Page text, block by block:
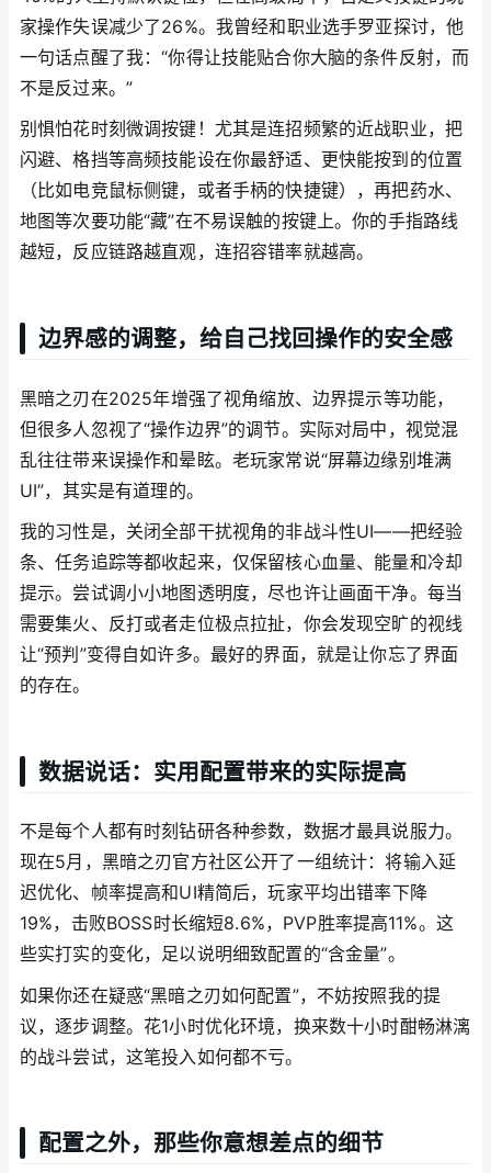
家操作失误减少了26%。我曾经和职业选手罗亚探讨，他
一句话点醒了我：“你得让技能贴合你大脑的条件反射，而
不是反过来。”
别惧怕花时刻微调按键！尤其是连招频繁的近战职业，把
闪避、格挡等高频技能设在你最舒适、更快能按到的位置
（比如电竞鼠标侧键，或者手柄的快捷键），再把药水、
地图等次要功能“藏”在不易误触的按键上。你的手指路线
越短，反应链路越直观，连招容错率就越高。
边界感的调整，给自己找回操作的安全感
黑暗之刃在2025年增强了视角缩放、边界提示等功能，
但很多人忽视了“操作边界”的调节。实际对局中，视觉混
乱往往带来误操作和晕眩。老玩家常说“屏幕边缘别堆满
UI”，其实是有道理的。
我的习性是，关闭全部干扰视角的非战斗性UI——把经验
条、任务追踪等都收起来，仅保留核心血量、能量和冷却
提示。尝试调小小地图透明度，尽也许让画面干净。每当
需要集火、反打或者走位极点拉扯，你会发现空旷的视线
让“预判”变得自如许多。最好的界面，就是让你忘了界面
的存在。
数据说话：实用配置带来的实际提高
不是每个人都有时刻钻研各种参数，数据才最具说服力。
现在5月，黑暗之刃官方社区公开了一组统计：将输入延
迟优化、帧率提高和UI精简后，玩家平均出错率下降
19%，击败BOSS时长缩短8.6%，PVP胜率提高11%。这
些实打实的变化，足以说明细致配置的“含金量”。
如果你还在疑惑“黑暗之刃如何配置”，不妨按照我的提
议，逐步调整。花1小时优化环境，换来数十小时酣畅淋漓
的战斗尝试，这笔投入如何都不亏。
配置之外，那些你意想差点的细节